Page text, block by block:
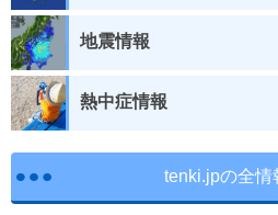
地震情報
熱中症情報
tenki.jpの全情